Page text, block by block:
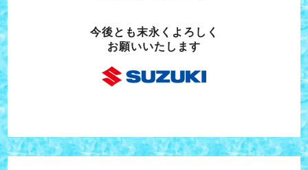
今後とも末永くよろしく
お願いいたします